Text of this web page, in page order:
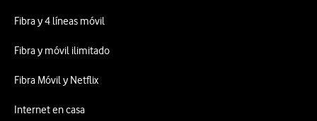
Fibra y 4 líneas móvil
Fibra y móvil ilimitado
Fibra Móvil y Netflix
Internet en casa